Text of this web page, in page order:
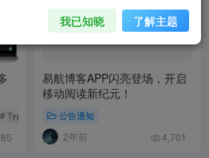
# Typecho主题 # Joe主题
易航博客APP闪亮登场，开启
移动阅读新纪元！
公告通知
2年前 4,701
我已知晓 了解主题